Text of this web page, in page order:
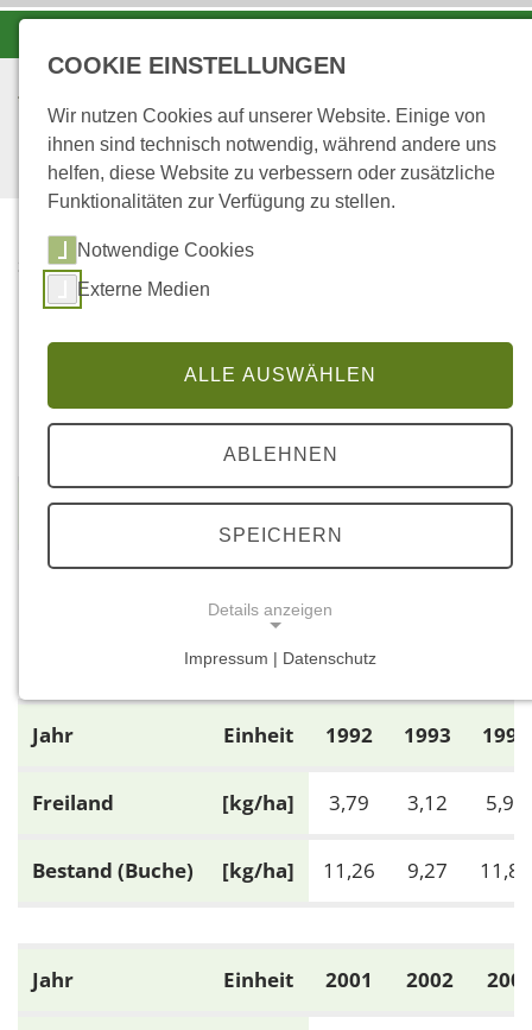
STARTSEITE ...
Station:
Kirchheimbolanden
R 2638772 H 5501497 Höhe über NN: 597 m
Jahr Einheit 1992 1993 1994
Freiland [kg/ha] 3,79 3,12 5,93
Bestand (Buche) [kg/ha] 11,26 9,27 11,88
Jahr Einheit 2001 2002
COOKIE EINSTELLUNGEN
Wir nutzen Cookies auf unserer Website. Einige von
ihnen sind technisch notwendig, während andere uns
helfen, diese Website zu verbessern oder zusätzliche
Funktionalitäten zur Verfügung zu stellen.
Notwendige Cookies
Externe Medien
ALLE AUSWÄHLEN
ABLEHNEN
SPEICHERN
Details anzeigen
Funktionen und sind für die einwandfreie Funktion
Name:
Zweck:
Dieser Cookie speichert die ausgewählten
Impressum | Datenschutz